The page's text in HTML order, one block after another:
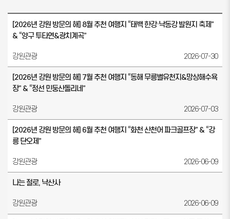
[2026년 강원 방문의 해] 8월 추천 여행지 “태백 한강·낙동강 발원지 축제”
& “양구 투타연&광치계곡”
강원관광 2026-07-30
[2026년 강원 방문의 해] 7월 추천 여행지 “동해 무릉별유천지&망상해수욕
장” & “정선 민둥산돌리네”
강원관광 2026-07-03
[2026년 강원 방문의 해] 6월 추천 여행지 “화천 산천어 파크골프장” & “강
릉 단오제”
강원관광 2026-06-09
나는 절로, 낙산사
강원관광 2026-06-09